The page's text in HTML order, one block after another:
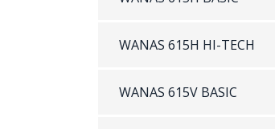
WANAS 615H HI-TECH
WANAS 615V BASIC